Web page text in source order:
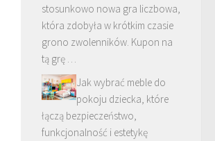
stosunkowo nowa gra liczbowa,
która zdobyła w krótkim czasie
grono zwolenników. Kupon na
tą grę …
Jak wybrać meble do
pokoju dziecka, które
łączą bezpieczeństwo,
funkcjonalność i estetykę